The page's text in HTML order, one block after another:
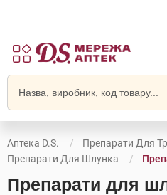
Аптека D.S.
Препарати Для
Препарати Для Шлунка
Препарати для